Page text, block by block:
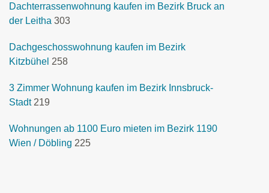
Dachterrassenwohnung kaufen im Bezirk Bruck an
der Leitha 303
Dachgeschosswohnung kaufen im Bezirk
Kitzbühel 258
3 Zimmer Wohnung kaufen im Bezirk Innsbruck-
Stadt 219
Wohnungen ab 1100 Euro mieten im Bezirk 1190
Wien / Döbling 225